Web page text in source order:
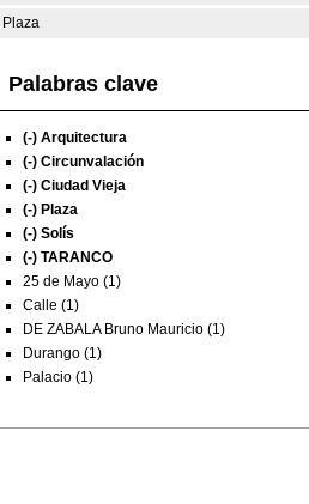
Plaza
Palabras clave
(-) Arquitectura
(-) Circunvalación
(-) Ciudad Vieja
(-) Plaza
(-) Solís
(-) TARANCO
25 de Mayo (1)
Calle (1)
DE ZABALA Bruno Mauricio (1)
Durango (1)
Palacio (1)